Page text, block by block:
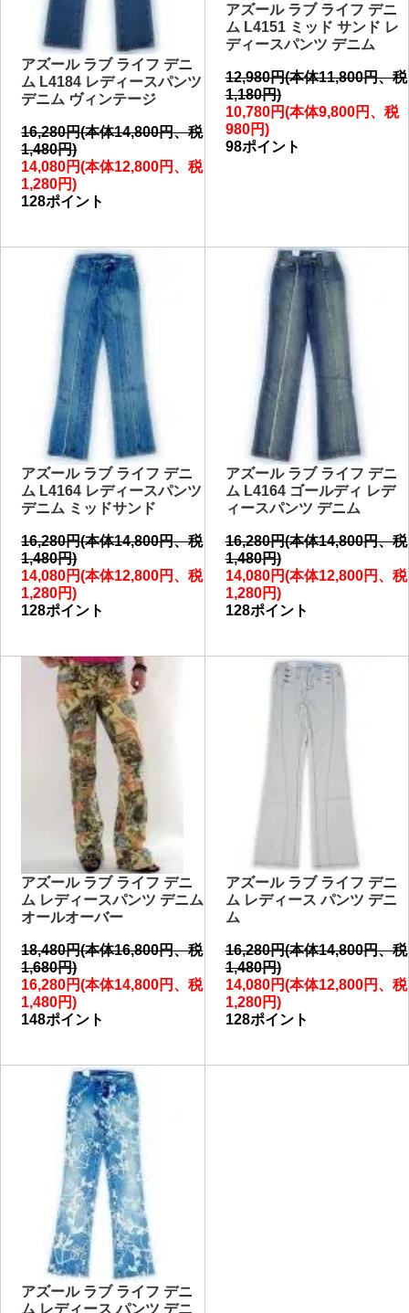
アズール ラブ ライフ デニ
ム L4184 レディースパンツ
デニム ヴィンテージ
16,280円(本体14,800円、税
1,480円)
14,080円(本体12,800円、税
1,280円)
128ポイント
アズール ラブ ライフ デニ
ム L4151 ミッド サンド レ
ディースパンツ デニム
12,980円(本体11,800円、税
1,180円)
10,780円(本体9,800円、税
980円)
98ポイント
アズール ラブ ライフ デニ
ム L4164 レディースパンツ
デニム ミッドサンド
16,280円(本体14,800円、税
1,480円)
14,080円(本体12,800円、税
1,280円)
128ポイント
アズール ラブ ライフ デニ
ム L4164 ゴールディ レデ
ィースパンツ デニム
16,280円(本体14,800円、税
1,480円)
14,080円(本体12,800円、税
1,280円)
128ポイント
アズール ラブ ライフ デニ
ム レディースパンツ デニム
オールオーバー
18,480円(本体16,800円、税
1,680円)
16,280円(本体14,800円、税
1,480円)
148ポイント
アズール ラブ ライフ デニ
ム レディース パンツ デニ
ム
16,280円(本体14,800円、税
1,480円)
14,080円(本体12,800円、税
1,280円)
128ポイント
アズール ラブ ライフ デニ
ム レディース パンツ デニ